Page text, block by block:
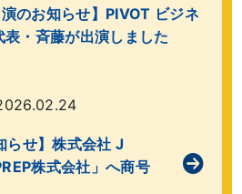
演のお知らせ】PIVOT ビジネ
表・斉藤が出演しました
らせ】株式会社 J
株式会社」へ商号